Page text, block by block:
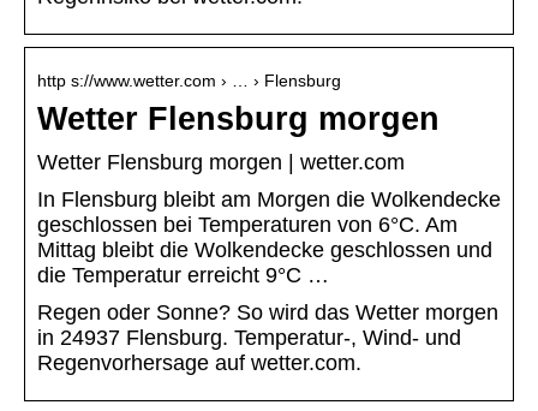
http s://www.wetter.com › … › Flensburg
Wetter Flensburg morgen
Wetter Flensburg morgen | wetter.com
In Flensburg bleibt am Morgen die Wolkendecke
geschlossen bei Temperaturen von 6°C. Am
Mittag bleibt die Wolkendecke geschlossen und
die Temperatur erreicht 9°C …
Regen oder Sonne? So wird das Wetter morgen
in 24937 Flensburg. Temperatur-, Wind- und
Regenvorhersage auf wetter.com.